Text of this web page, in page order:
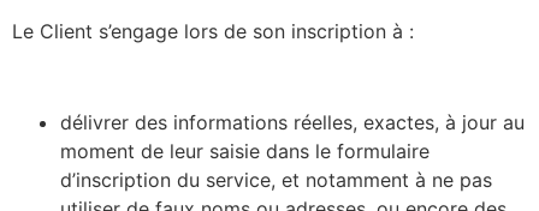
Le Client s’engage lors de son inscription à :
délivrer des informations réelles, exactes, à jour au
moment de leur saisie dans le formulaire
d’inscription du service, et notamment à ne pas